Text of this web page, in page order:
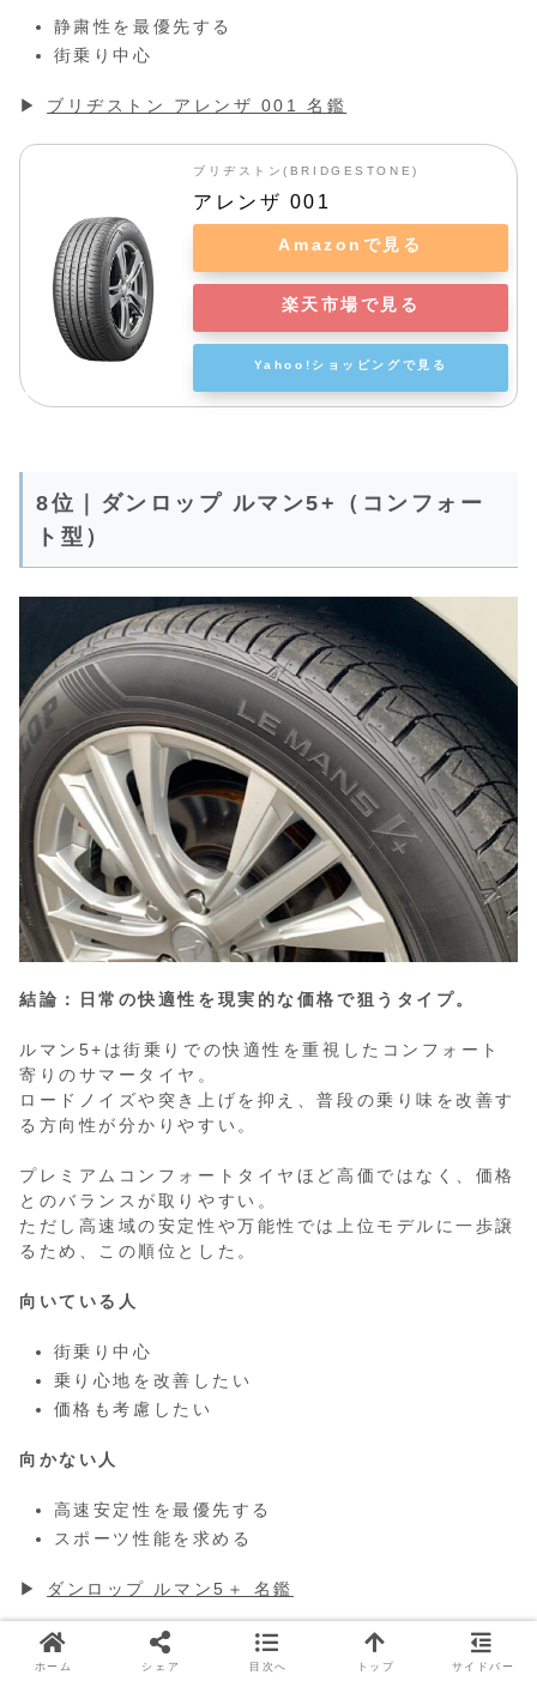
静粛性を最優先する
街乗り中心
▶ ブリヂストン アレンザ 001 名鑑
ブリヂストン(BRIDGESTONE)
アレンザ 001
Amazonで見る
楽天市場で見る
Yahoo!ショッピングで見る
8位｜ダンロップ ルマン5+（コンフォー
ト型）
結論：日常の快適性を現実的な価格で狙うタイプ。
ルマン5+は街乗りでの快適性を重視したコンフォート
寄りのサマータイヤ。
ロードノイズや突き上げを抑え、普段の乗り味を改善す
る方向性が分かりやすい。
プレミアムコンフォートタイヤほど高価ではなく、価格
とのバランスが取りやすい。
ただし高速域の安定性や万能性では上位モデルに一歩譲
るため、この順位とした。
向いている人
街乗り中心
乗り心地を改善したい
価格も考慮したい
向かない人
高速安定性を最優先する
スポーツ性能を求める
▶ ダンロップ ルマン5＋ 名鑑
DUNLOP ルマン V+
ホーム シェア 目次へ トップ サイドバー